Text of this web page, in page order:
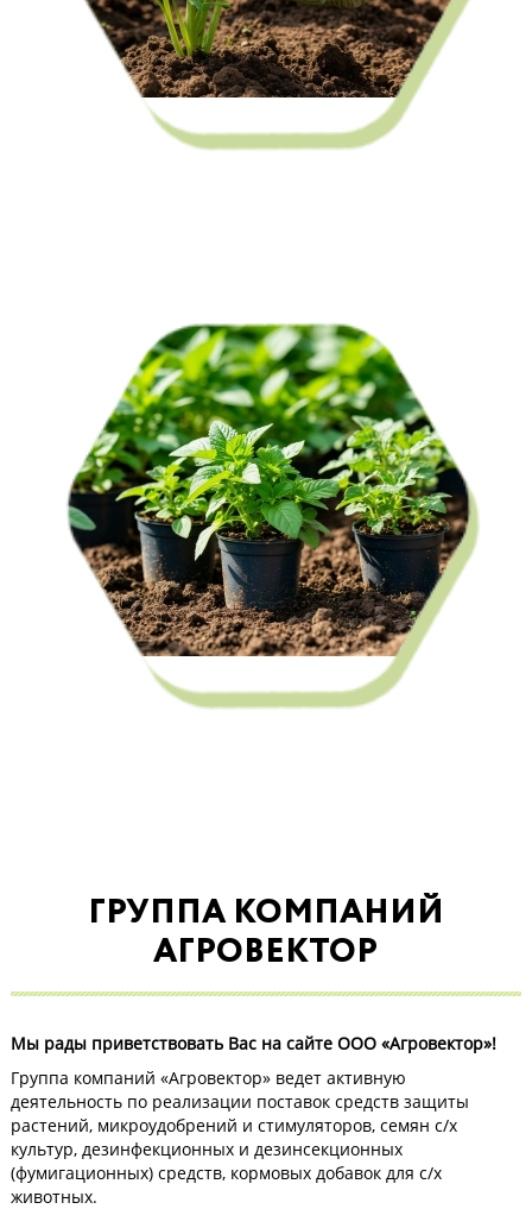
Средства защиты растений
Микроудобрения и стимуляторы
ГРУППА КОМПАНИЙ
АГРОВЕКТОР
Мы рады приветствовать Вас на сайте ООО «Агровектор»!
Группа компаний «Агровектор» ведет активную
деятельность по реализации поставок средств защиты
растений, микроудобрений и стимуляторов, семян с/х
культур, дезинфекционных и дезинсекционных
(фумигационных) средств, кормовых добавок для с/х
животных.